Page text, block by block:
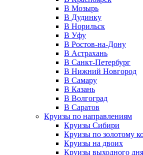
В Мозырь
В Дудинку
В Норильск
В Уфу
В Ростов-на-Дону
В Астрахань
В Санкт-Петербург
В Нижний Новгород
В Самару
В Казань
В Волгоград
В Саратов
Круизы по направлениям
Круизы Сибири
Круизы по золотому
Круизы на двоих
Круизы выходного дня